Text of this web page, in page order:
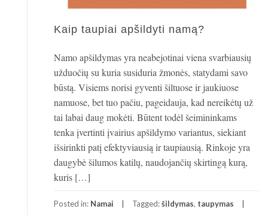
Kaip taupiai apšildyti namą?
Namo apšildymas yra neabejotinai viena svarbiausių
užduočių su kuria susiduria žmonės, statydami savo
būstą. Visiems norisi gyventi šiltuose ir jaukiuose
namuose, bet tuo pačiu, pageidauja, kad nereikėtų už
tai labai daug mokėti. Būtent todėl šeimininkams
tenka įvertinti įvairius apšildymo variantus, siekiant
išsirinkti patį efektyviausią ir taupiausią. Rinkoje yra
daugybė šilumos katilų, naudojančių skirtingą kurą,
kuris […]
Posted in: Namai Tagged:šildymas, taupymas